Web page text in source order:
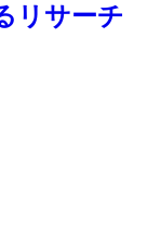
リサーチ